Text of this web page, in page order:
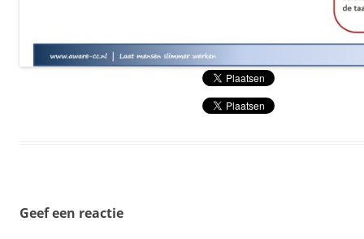
Geef een reactie